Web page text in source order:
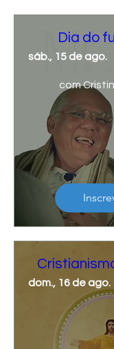
Dia do
sáb., 15 de ago.
com
dom., 16 de ago.